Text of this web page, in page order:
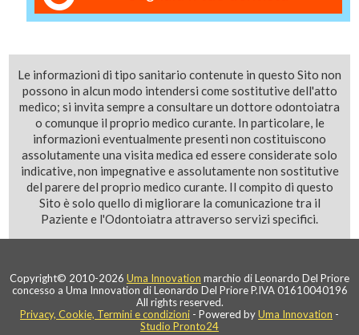
Le informazioni di tipo sanitario contenute in questo Sito non
possono in alcun modo intendersi come sostitutive dell'atto
medico; si invita sempre a consultare un dottore odontoiatra
o comunque il proprio medico curante. In particolare, le
informazioni eventualmente presenti non costituiscono
assolutamente una visita medica ed essere considerate solo
indicative, non impegnative e assolutamente non sostitutive
del parere del proprio medico curante. Il compito di questo
Sito è solo quello di migliorare la comunicazione tra il
Paziente e l'Odontoiatra attraverso servizi specifici.
Copyright© 2010-2026 Uma Innovation marchio di Leonardo Del Priore
concesso a Uma Innovation di Leonardo Del Priore P.IVA 01610040196
All rights reserved.
Privacy, Cookie, Termini e condizioni - Powered byUma Innovation -
Studio Pronto24